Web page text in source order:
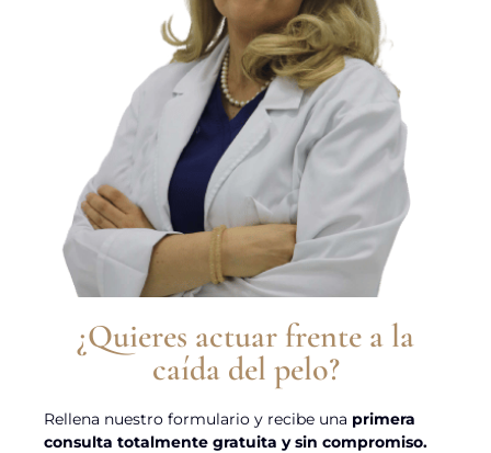
¿Quieres actuar frente a la
caída del pelo?
Rellena nuestro formulario y recibe una primera
consulta totalmente gratuita y sin compromiso.